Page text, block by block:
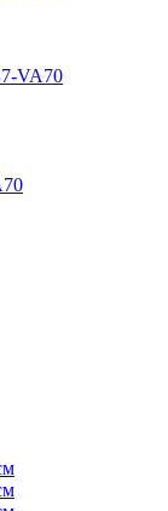
VA70